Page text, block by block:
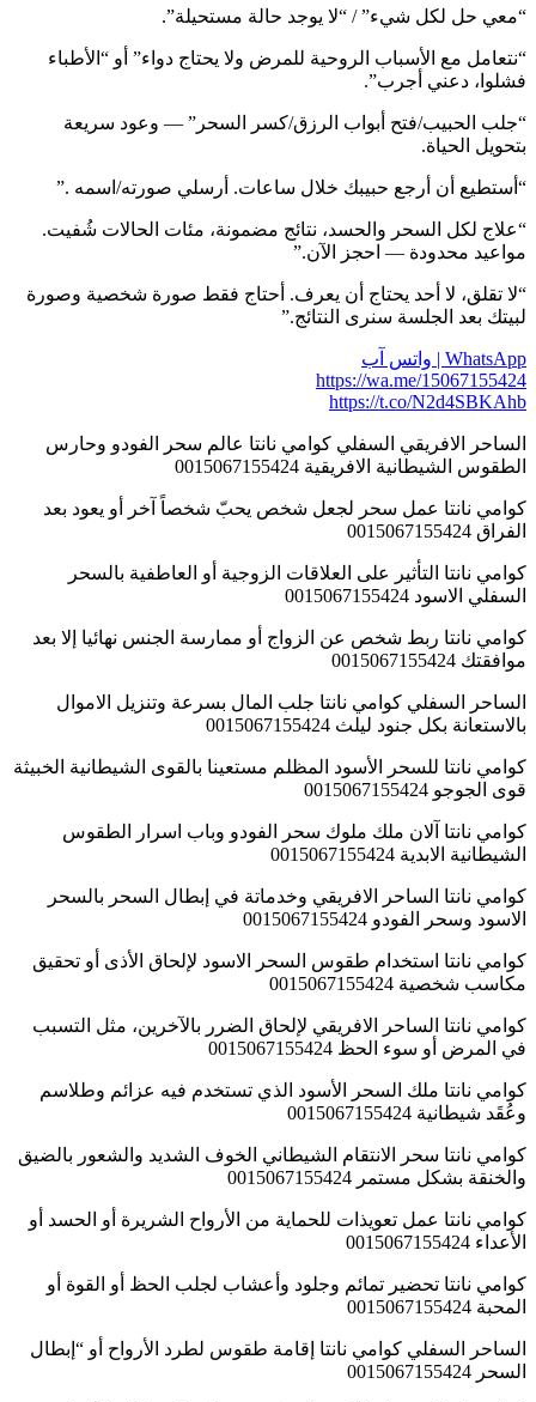
“معي حل لكل شيء” / “لا يوجد حالة مستحيلة”.
“نتعامل مع الأسباب الروحية للمرض ولا يحتاج دواء” أو “الأطباء
فشلوا، دعني أجرب”.
“جلب الحبيب/فتح أبواب الرزق/كسر السحر” — وعود سريعة
بتحويل الحياة.
“أستطيع أن أرجع حبيبك خلال ساعات. أرسلي صورته/اسمه .”
“علاج لكل السحر والحسد، نتائج مضمونة، مئات الحالات شُفيت.
مواعيد محدودة — احجز الآن.”
“لا تقلق، لا أحد يحتاج أن يعرف. أحتاج فقط صورة شخصية وصورة
لبيتك بعد الجلسة سنرى النتائج.”
WhatsApp | واتس آب
https://wa.me/15067155424
https://t.co/N2d4SBKAhb
الساحر الافريقي السفلي كوامي نانتا عالم سحر الفودو وحارس
الطقوس الشيطانية الافريقية 0015067155424
كوامي نانتا عمل سحر لجعل شخص يحبّ شخصاً آخر أو يعود بعد
الفراق 0015067155424
كوامي نانتا التأثير على العلاقات الزوجية أو العاطفية بالسحر
السفلي الاسود 0015067155424
كوامي نانتا ربط شخص عن الزواج أو ممارسة الجنس نهائيا إلا بعد
موافقتك 0015067155424
الساحر السفلي كوامي نانتا جلب المال بسرعة وتنزيل الاموال
بالاستعانة بكل جنود ليلث 0015067155424
كوامي نانتا للسحر الأسود المظلم مستعينا بالقوى الشيطانية الخبيثة
قوى الجوجو 0015067155424
كوامي نانتا آلان ملك ملوك سحر الفودو وباب اسرار الطقوس
الشيطانية الابدية 0015067155424
كوامي نانتا الساحر الافريقي وخدماتة في إبطال السحر بالسحر
الاسود وسحر الفودو 0015067155424
كوامي نانتا استخدام طقوس السحر الاسود لإلحاق الأذى أو تحقيق
مكاسب شخصية 0015067155424
كوامي نانتا الساحر الافريقي لإلحاق الضرر بالآخرين، مثل التسبب
في المرض أو سوء الحظ 0015067155424
كوامي نانتا ملك السحر الأسود الذي تستخدم فيه عزائم وطلاسم
وعُقَد شيطانية 0015067155424
كوامي نانتا سحر الانتقام الشيطاني الخوف الشديد والشعور بالضيق
والخنقة بشكل مستمر 0015067155424
كوامي نانتا عمل تعويذات للحماية من الأرواح الشريرة أو الحسد أو
الأعداء 0015067155424
كوامي نانتا تحضير تمائم وجلود وأعشاب لجلب الحظ أو القوة أو
المحبة 0015067155424
الساحر السفلي كوامي نانتا إقامة طقوس لطرد الأرواح أو “إبطال
السحر 0015067155424